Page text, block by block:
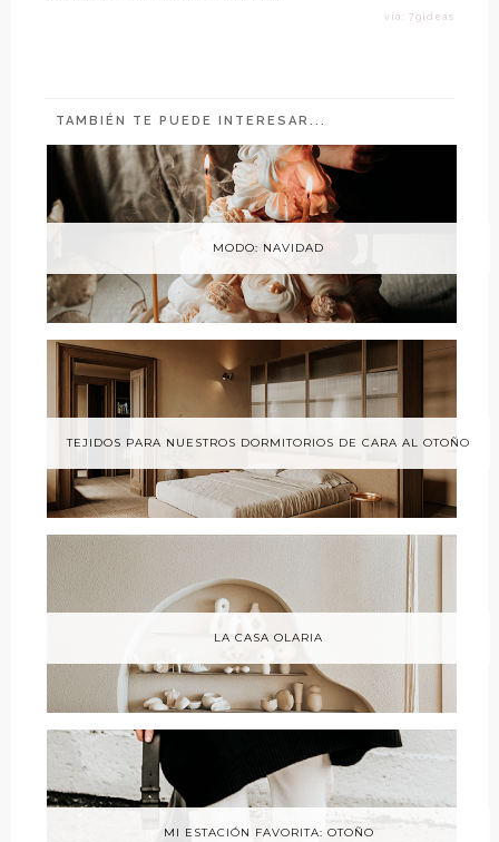
vía: 79ideas
TAMBIÉN TE PUEDE INTERESAR...
MODO: NAVIDAD
TEJIDOS PARA NUESTROS DORMITORIOS DE CARA AL OTOÑO
LA CASA OLARIA
MI ESTACIÓN FAVORITA: OTOÑO